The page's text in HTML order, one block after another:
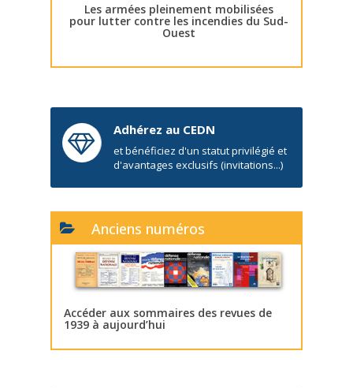
Les armées pleinement mobilisées
pour lutter contre les incendies du Sud-
Ouest
Adhérez au CEDN
et bénéficiez d'un statut privilégié et
d'avantages exclusifs (invitations...)
Anciens numéros
Accéder aux sommaires des revues de
1939 à aujourd’hui